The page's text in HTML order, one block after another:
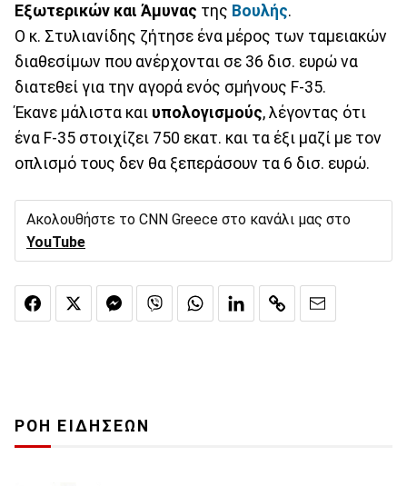
Εξωτερικών και Άμυνας της Βουλής.
Ο κ. Στυλιανίδης ζήτησε ένα μέρος των ταμειακών
διαθεσίμων που ανέρχονται σε 36 δισ. ευρώ να
διατεθεί για την αγορά ενός σμήνους F-35.
Έκανε μάλιστα και υπολογισμούς, λέγοντας ότι
ένα F-35 στοιχίζει 750 εκατ. και τα έξι μαζί με τον
οπλισμό τους δεν θα ξεπεράσουν τα 6 δισ. ευρώ.
Ακολουθήστε το CNN Greece στο κανάλι μας στο
YouTube
ΡΟΗ ΕΙΔΗΣΕΩΝ